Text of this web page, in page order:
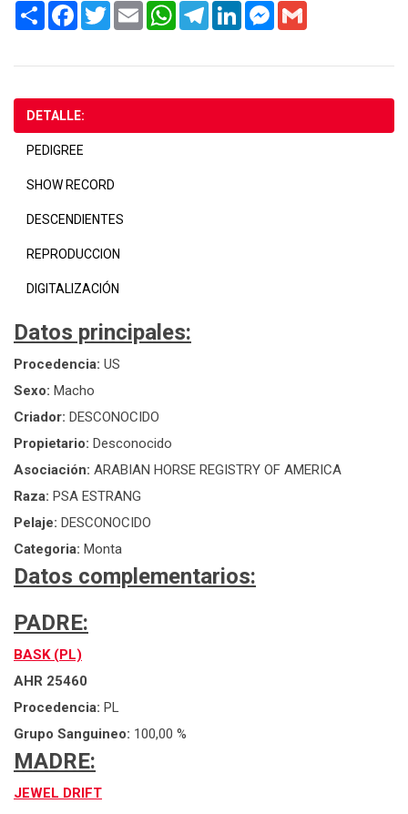
Share FacebookTwitterEmail WhatsAppTelegramLinkedInMessenger
DETALLE:
PEDIGREE
SHOW RECORD
DESCENDIENTES
REPRODUCCION
DIGITALIZACIÓN
Datos principales:
Procedencia: US
Sexo: Macho
Criador: DESCONOCIDO
Propietario: Desconocido
Asociación: ARABIAN HORSE REGISTRY OF AMERICA
Raza: PSA ESTRANG
Pelaje: DESCONOCIDO
Categoria: Monta
Datos complementarios:
PADRE:
BASK (PL)
AHR 25460
Procedencia: PL
Grupo Sanguineo: 100,00 %
MADRE:
JEWEL DRIFT